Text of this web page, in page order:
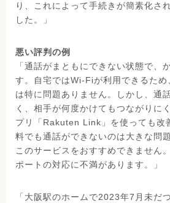
り、これによって手続きが簡素化さ
した。」
悪い評判の例
「通話がまともにできない状態で、
す。自宅ではWi-Fiが利用できるため
は特に問題ありません。しかし、通
く、相手が何度かけてもつながりに
プリ「Rakuten Link」を使っても改
料でも通話ができないのは大きな問
このサービスをおすすめできません
ポートの対応に不満があります。」
「大阪駅のホームで2023年7月未だ